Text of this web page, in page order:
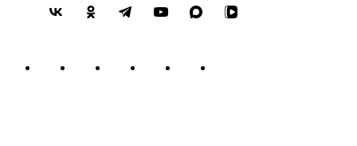
С труппой Татарского академического театра оперы и балета
им. М. Джалиля гастролировал в Нидерландах.
Сивухин, В.А. Рылов, А.А. Ведерников, Е.В. Колобов, Ю.Л.